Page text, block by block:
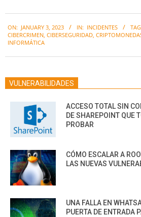
01-
03
ON: JANUARY 3, 2023 IN: INCIDENTES
CIBERCRIMEN, CIBERSEGURIDAD,
INFORMÁTICA
VULNERABILIDADES
ACCESO TOTAL SIN
DE SHAREPOINT QUE
PROBAR
CÓMO ESCALAR A
LAS NUEVAS
UNA FALLA EN
PUERTA DE ENTRADA